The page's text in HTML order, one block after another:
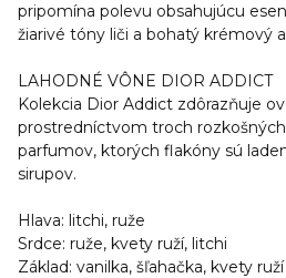
pripomína polevu obsahujúcu
žiarivé tóny liči a bohatý krémový
LAHODNÉ VÔNE DIOR ADDICT
Kolekcia Dior Addict zdôrazňuje
prostredníctvom troch
parfumov, ktorých flakóny sú
sirupov.
Hlava: litchi, ruže
Srdce: ruže, kvety ruží, litchi
Základ: vanilka, šľahačka, kvety ruží